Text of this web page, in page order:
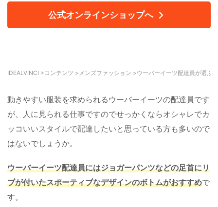
公式オンラインショップへ
IDEALVINCI > コンテンツ > メンズファッション >ウーバーイーツ配達員が選ぶ
動きやすい服装を求められるウーバーイーツの配達員です
が、人に見られる仕事ですのでせっかくならオシャレでカ
ッコいいスタイルで配達したいと思っている方も多いので
はないでしょうか。
ウーバーイーツ配達員にはジョガーパンツなどの足首にリ
ブが付いたスポーティブなデザインのボトムがおすすめで
す。